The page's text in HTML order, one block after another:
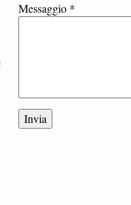
Messaggio *